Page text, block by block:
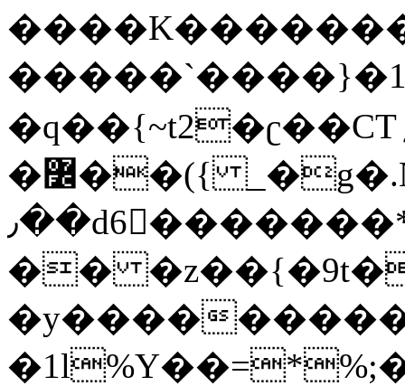
�q��{~t2�ʗ��CT؍���������{�~}ur����u�}o����(�:�j���=����{�۝Vo�An��J^��������M\M�'{{l�i
�߼��({ _�g�.Nfӻg����f7z91o^��̤^�>��2�`�:|#dk�{>�>>&�tsw�Nwo�?
٫��d6򆧇�������*��[|^]oo���NW~zz>�X&�u�=K?
��
�y����